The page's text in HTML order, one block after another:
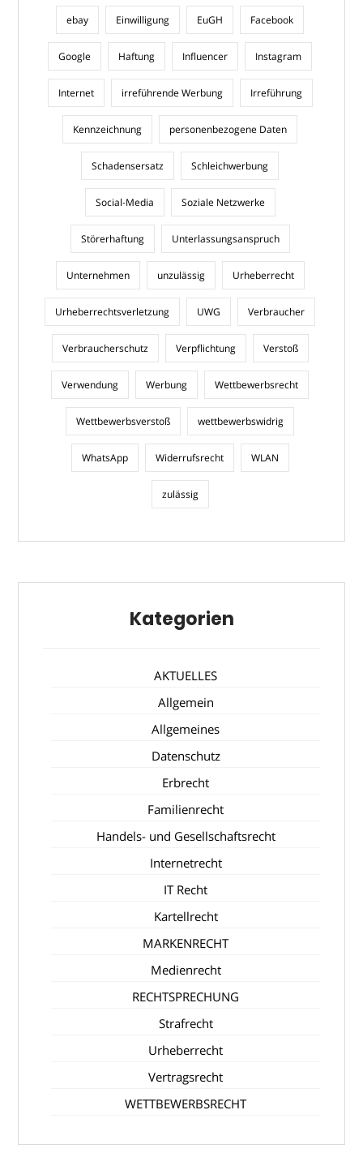
ebay Einwilligung EuGH Facebook
Google Haftung Influencer Instagram
Internet irreführende Werbung Irreführung
Kennzeichnung personenbezogene Daten
Schadensersatz Schleichwerbung
Social-Media Soziale Netzwerke
Störerhaftung Unterlassungsanspruch
Unternehmen unzulässig Urheberrecht
Urheberrechtsverletzung UWG Verbraucher
Verbraucherschutz Verpflichtung Verstoß
Verwendung Werbung Wettbewerbsrecht
Wettbewerbsverstoß wettbewerbswidrig
WhatsApp Widerrufsrecht WLAN
zulässig
Kategorien
AKTUELLES
Allgemein
Allgemeines
Datenschutz
Erbrecht
Familienrecht
Handels- und Gesellschaftsrecht
Internetrecht
IT Recht
Kartellrecht
MARKENRECHT
Medienrecht
RECHTSPRECHUNG
Strafrecht
Urheberrecht
Vertragsrecht
WETTBEWERBSRECHT